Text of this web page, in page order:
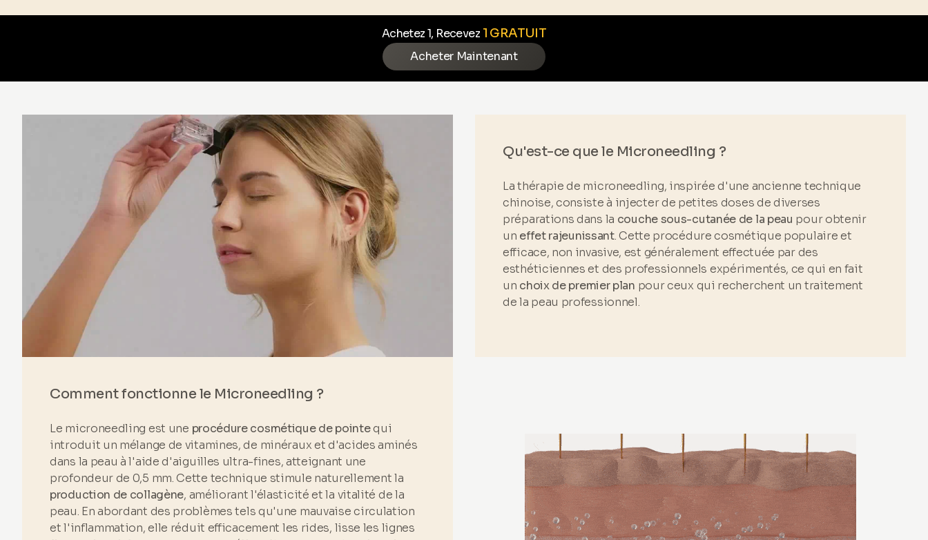
Achetez 1, Recevez 1 GRATUIT
Acheter Maintenant
Qu'est-ce que le Microneedling ?
La thérapie de microneedling, inspirée d'une ancienne technique
chinoise, consiste à injecter de petites doses de diverses
préparations dans la couche sous-cutanée de la peau pour obtenir
un effet rajeunissant. Cette procédure cosmétique populaire et
efficace, non invasive, est généralement effectuée par des
esthéticiennes et des professionnels expérimentés, ce qui en fait
un choix de premier plan pour ceux qui recherchent un traitement
de la peau professionnel.
Comment fonctionne le Microneedling ?
Le microneedling est une procédure cosmétique de pointequi
introduit un mélange de vitamines, de minéraux et d'acides aminés
dans la peau à l'aide d'aiguilles ultra-fines, atteignant une
profondeur de 0,5 mm. Cette technique stimule naturellement la
production de collagène, améliorant l'élasticité et la vitalité de la
peau. En abordant des problèmes tels qu'une mauvaise circulation
et l'inflammation, elle réduit efficacement les rides, lisse les lignes